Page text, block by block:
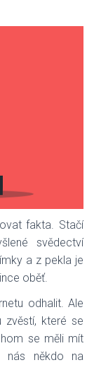
fakta. Stačí
svědectví
a z pekla je
oběť.
odhalit. Ale
které se
se měli mít
nás někdo na